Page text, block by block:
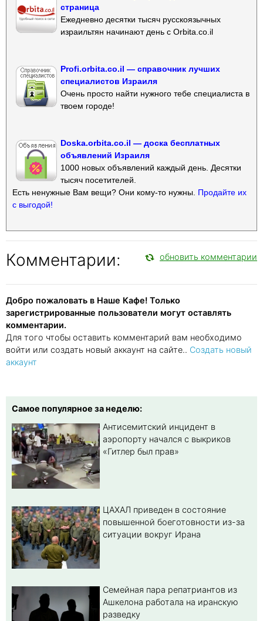
страница
Ежедневно десятки тысяч русскоязычных
израильтян начинают день с Orbita.co.il
Profi.orbita.co.il — справочник лучших
специалистов Израиля
Очень просто найти нужного тебе специалиста в
твоем городе!
Doska.orbita.co.il — доска бесплатных
объявлений Израиля
1000 новых объявлений каждый день. Десятки
тысяч посетителей.
Есть ненужные Вам вещи? Они кому-то нужны. Продайте их
с выгодой!
Комментарии: обновить комментарии
Добро пожаловать в Наше Кафе! Только
зарегистрированные пользователи могут оставлять
комментарии.
Для того чтобы оставить комментарий вам необходимо
войти или создать новый аккаунт на сайте.. Создать новый
аккаунт
Самое популярное за неделю:
Антисемитский инцидент в
аэропорту начался с выкриков
«Гитлер был прав»
ЦАХАЛ приведен в состояние
повышенной боеготовности из-за
ситуации вокруг Ирана
Семейная пара репатриантов из
Ашкелона работала на иранскую
разведку